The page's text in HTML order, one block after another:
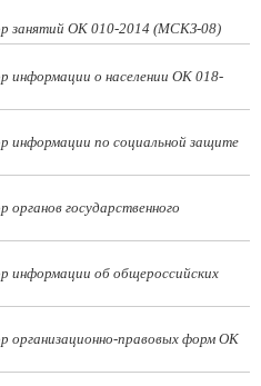
занятий ОК 010-2014 (МСКЗ-08)
информации о населении ОК 018-
информации по социальной защите
государственного
информации об общероссийских
организационно-правовых форм ОК